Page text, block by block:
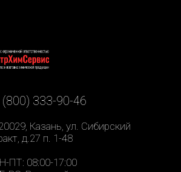
(800) 333-90-46
Казань, ул. Сибирский
д.27 п. 1-48
ПТ: 08:00-17:00